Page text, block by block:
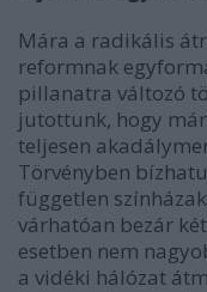
Mára a radikális
reformnak
pillanatra változó
jutottunk, hogy
teljesen
Törvényben
független
várhatóan bezár
esetben nem
a vidéki hálózat